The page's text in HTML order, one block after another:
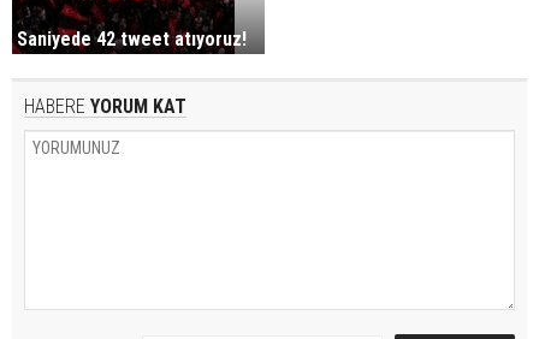
Saniyede 42 tweet atıyoruz!
HABERE YORUM KAT